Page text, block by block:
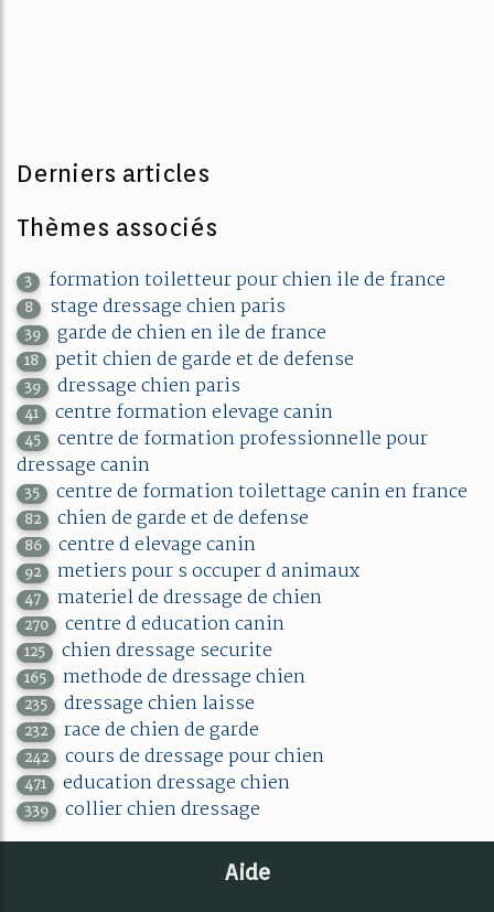
Derniers articles
Thèmes associés
3 formation toiletteur pour chien ile de france
8 stage dressage chien paris
39 garde de chien en ile de france
18 petit chien de garde et de defense
39 dressage chien paris
41 centre formation elevage canin
45
centre de formation professionnelle pour
dressage canin
35 centre de formation toilettage canin en france
82 chien de garde et de defense
86 centre d elevage canin
92 metiers pour s occuper d animaux
47 materiel de dressage de chien
270 centre d education canin
125 chien dressage securite
165 methode de dressage chien
235 dressage chien laisse
232 race de chien de garde
242 cours de dressage pour chien
471 education dressage chien
339 collier chien dressage
Aide